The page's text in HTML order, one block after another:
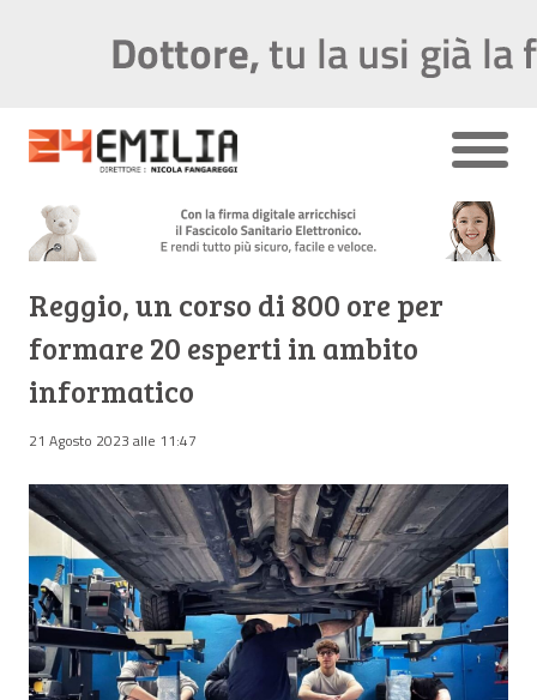
Reggio, un corso di 800 ore per
formare 20 esperti in ambito
informatico
21 Agosto 2023 alle 11:47